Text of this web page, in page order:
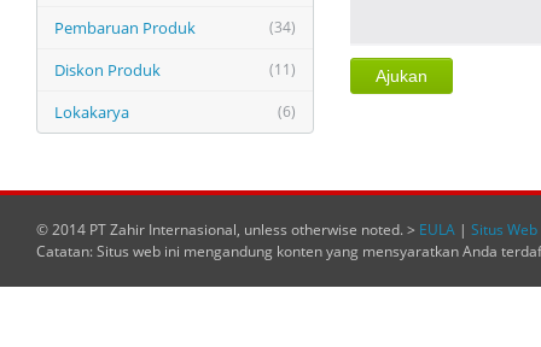
(34)
Pembaruan Produk
(11)
Diskon Produk
(6)
Lokakarya
© 2014 PT Zahir Internasional, unless otherwise noted. > EULA | Situs
Catatan: Situs web ini mengandung konten yang mensyaratkan Anda